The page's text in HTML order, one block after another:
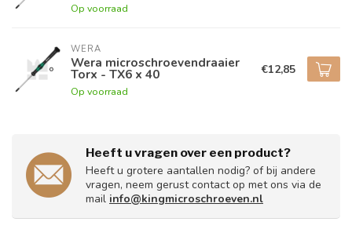
Op voorraad
WERA
Wera microschroevendraaier
Torx - TX6 x 40
Op voorraad
€12,85
Heeft u vragen over een product?
Heeft u grotere aantallen nodig? of bij andere
vragen, neem gerust contact op met ons via de
mail info@kingmicroschroeven.nl